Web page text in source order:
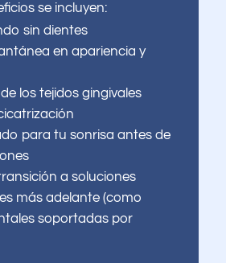
se incluyen:
sin dientes
en apariencia y
los tejidos gingivales
para tu sonrisa antes de
a soluciones
más adelante (como
soportadas por
le trae
hoy?